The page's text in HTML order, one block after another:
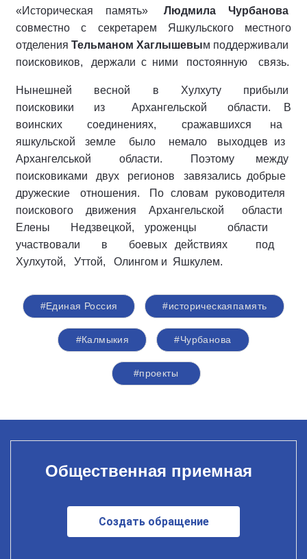
«Историческая память»Людмила Чурбанова
совместно с секретарем Яшкульского местного
отделения Тельманом Хаглышевым поддерживали
поисковиков, держали с ними постоянную связь.
Нынешней весной в Хулхуту прибыли
поисковики из Архангельской области. В
воинских соединениях, сражавшихся на
яшкульской земле было немало выходцев из
Архангелськой области. Поэтому между
поисковиками двух регионов завязались добрые
дружеские отношения. По словам руководителя
поискового движения Архангельской области
Елены Недзвецкой, уроженцы области
участвовали в боевых действиях под
Хулхутой, Уттой, Олингом и Яшкулем.
#Единая Россия #историческаяпамять
#Калмыкия #Чурбанова
#проекты
Общественная приемная
Создать обращение